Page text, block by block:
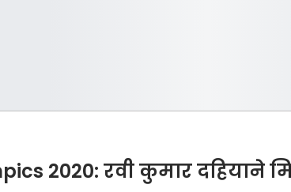
2020: रवी कुमार दहियाने